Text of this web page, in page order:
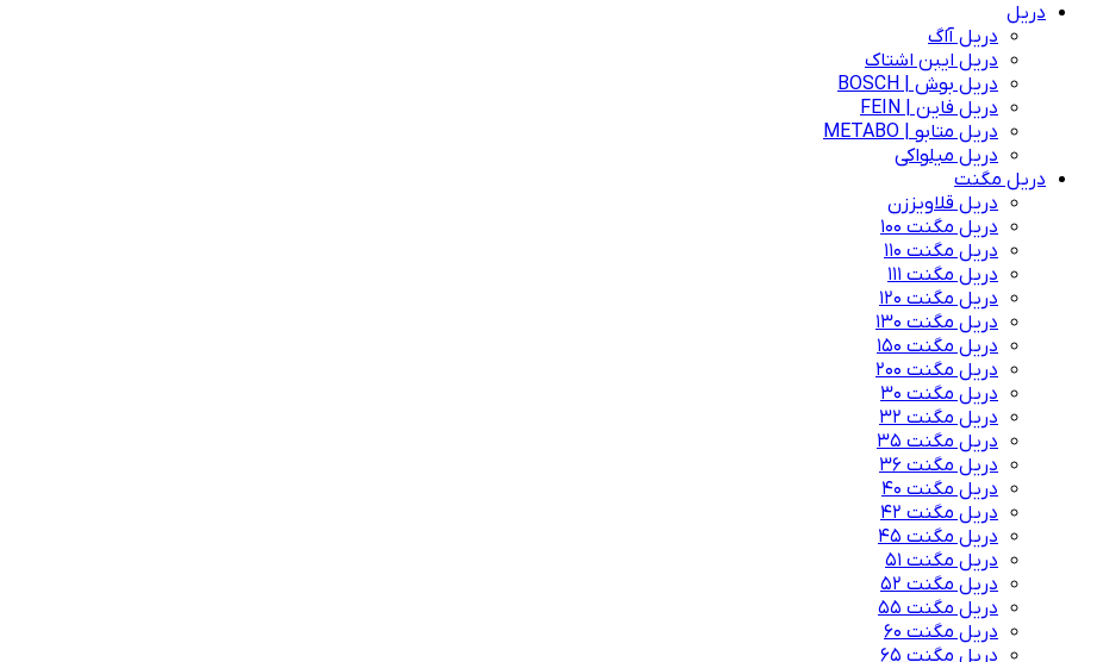
دریل
دریل آاگ
دریل ایبن اشتاک
دریل بوش | BOSCH
دریل فاین | FEIN
دریل متابو | METABO
دریل میلواکی
دریل مگنت
دریل قلاویززن
دریل مگنت 100
دریل مگنت 110
دریل مگنت 111
دریل مگنت 120
دریل مگنت 130
دریل مگنت 150
دریل مگنت 200
دریل مگنت 30
دریل مگنت 32
دریل مگنت 35
دریل مگنت 36
دریل مگنت 40
دریل مگنت 42
دریل مگنت 45
دریل مگنت 51
دریل مگنت 52
دریل مگنت 55
دریل مگنت 60
دریل مگنت 65